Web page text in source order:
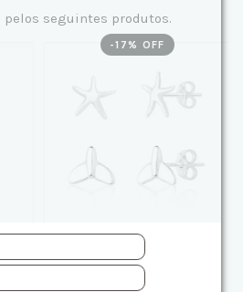
pelos seguintes produtos.
-17 % OFF
Kit Brinco de Prata